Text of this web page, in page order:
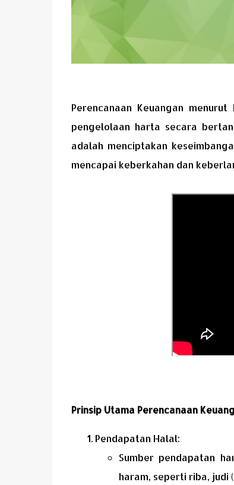
Perencanaan Keuangan
pengelolaan harta secara
adalah menciptakan
mencapai keberkahan dan
Prinsip Utama Perencanaan
Pendapatan Halal:
Sumber pendapatan
haram, seperti riba, judi